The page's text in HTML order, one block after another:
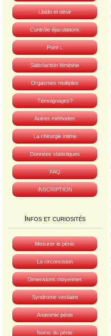
Libido et désir
Contrôle éjaculations
Point L
Satisfaction féminine
Orgasmes multiples
Témoignages?
Autres méthodes
La chirurgie intime
Données statistiques
FAQ
INSCRIPTION
Infos et curiosités
Mesurer le pénis
La circoncision
Dimensions moyennes
Syndrome vestiaire
Anatomie pénis
Noms du pénis